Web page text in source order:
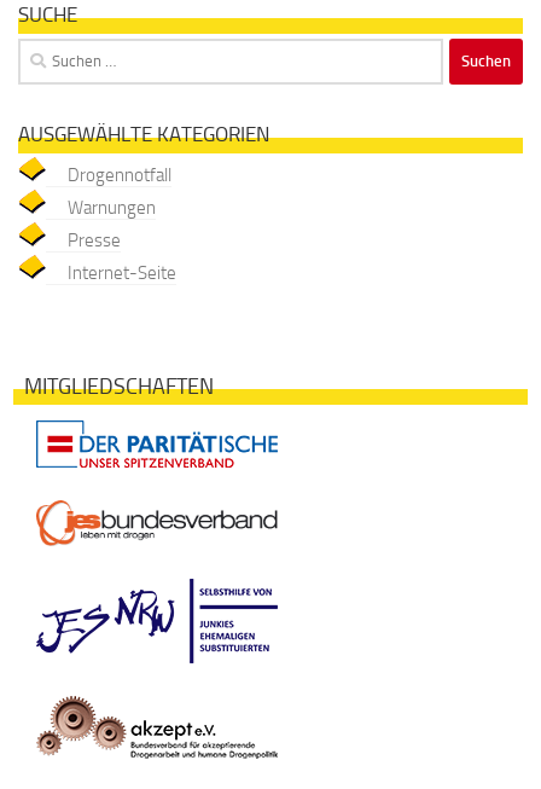
SUCHE
Suchen
nach:
AUSGEWÄHLTE KATEGORIEN
Drogennotfall
Warnungen
Presse
Internet-Seite
MITGLIEDSCHAFTEN